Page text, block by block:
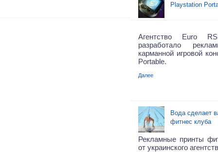
Playstation
Агентство Euro
разработало
карманной игровой
Portable.
Далее
Вода сделает
фитнес клуба
Рекламные принты
от украинского